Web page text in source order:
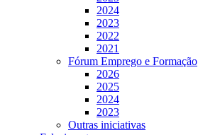
2024
2023
2022
2021
Fórum Emprego e Formação
2026
2025
2024
2023
Outras iniciativas